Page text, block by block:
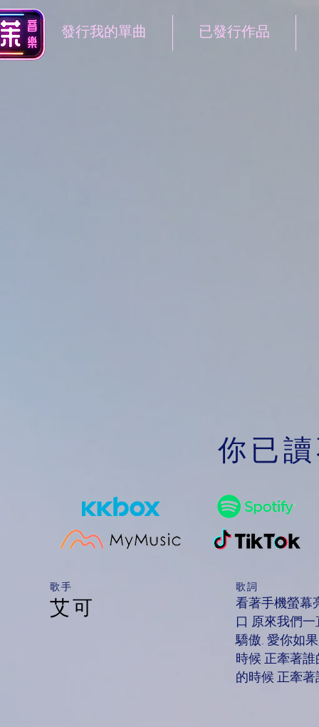
發行我的單曲 已發行作品
你已
​歌手
艾可
歌詞
看著手機螢幕
口 原來我們
驕傲. 愛你如
時候 正牽著
的時候 正牽